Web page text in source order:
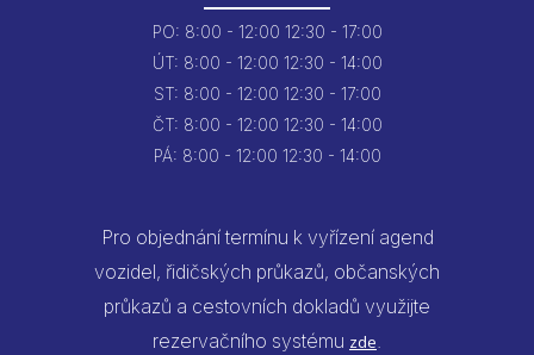
PO: 8:00 - 12:00 12:30 - 17:00
ÚT: 8:00 - 12:00 12:30 - 14:00
ST: 8:00 - 12:00 12:30 - 17:00
ČT: 8:00 - 12:00 12:30 - 14:00
PÁ: 8:00 - 12:00 12:30 - 14:00
Pro objednání termínu k vyřízení agend
vozidel, řidičských průkazů, občanských
průkazů a cestovních dokladů využijte
rezervačního systému zde.